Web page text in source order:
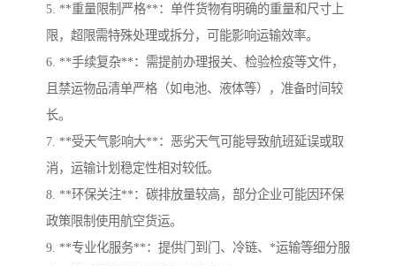
5. **重量限制严格**：单件货物有明确的重量和尺寸上
限，超限需特殊处理或拆分，可能影响运输效率。
6. **手续复杂**：需提前办理报关、检验检疫等文件，
且禁运物品清单严格（如电池、液体等），准备时间较
长。
7. **受天气影响大**：恶劣天气可能导致航班延误或取
消，运输计划稳定性相对较低。
8. **环保关注**：碳排放量较高，部分企业可能因环保
政策限制使用航空货运。
9. **专业化服务**：提供门到门、冷链、*运输等细分服